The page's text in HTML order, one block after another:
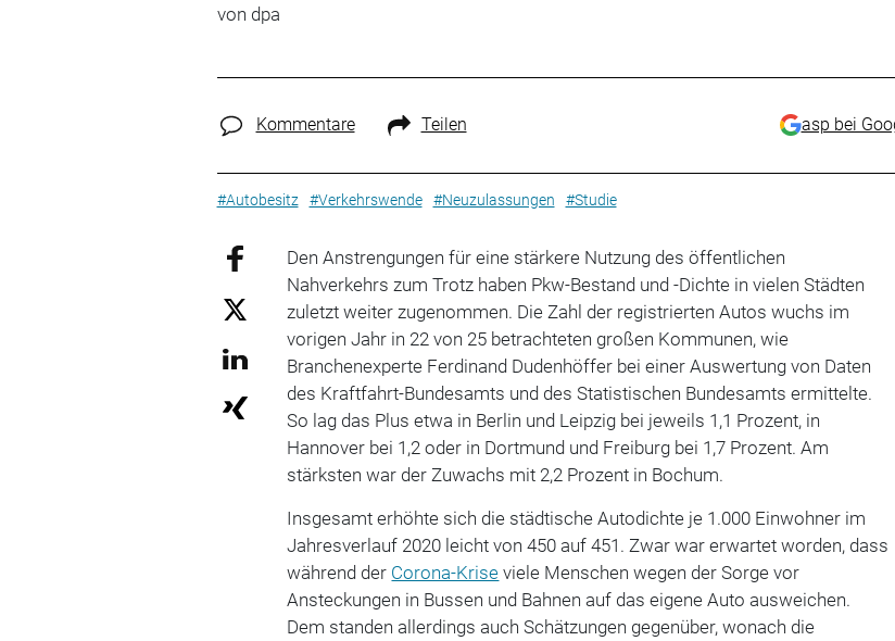
von dpa
Kommentare Teilen asp bei
#Autobesitz #Verkehrswende #Neuzulassungen #Studie
Den Anstrengungen für eine stärkere Nutzung des öffentlichen
Nahverkehrs zum Trotz haben Pkw-Bestand und -Dichte in vielen Städten
zuletzt weiter zugenommen. Die Zahl der registrierten Autos wuchs im
vorigen Jahr in 22 von 25 betrachteten großen Kommunen, wie
Branchenexperte Ferdinand Dudenhöffer bei einer Auswertung von Daten
des Kraftfahrt-Bundesamts und des Statistischen Bundesamts ermittelte.
So lag das Plus etwa in Berlin und Leipzig bei jeweils 1,1 Prozent, in
Hannover bei 1,2 oder in Dortmund und Freiburg bei 1,7 Prozent. Am
stärksten war der Zuwachs mit 2,2 Prozent in Bochum.
Insgesamt erhöhte sich die städtische Autodichte je 1.000 Einwohner im
Jahresverlauf 2020 leicht von 450 auf 451. Zwar war erwartet worden, dass
während der Corona-Krise viele Menschen wegen der Sorge vor
Ansteckungen in Bussen und Bahnen auf das eigene Auto ausweichen.
Dem standen allerdings auch Schätzungen gegenüber, wonach die